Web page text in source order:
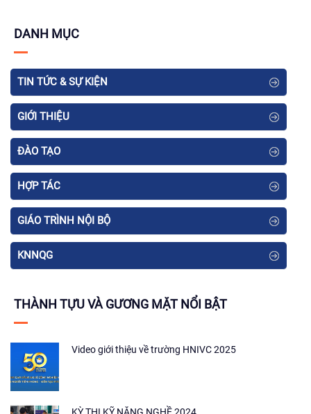
DANH MỤC
TIN TỨC & SỰ KIỆN
GIỚI THIỆU
ĐÀO TẠO
HỢP TÁC
GIÁO TRÌNH NỘI BỘ
KNNQG
THÀNH TỰU VÀ GƯƠNG MẶT NỔI BẬT
Video giới thiệu về trường HNIVC 2025
KỲ THI KỸ NĂNG NGHỀ 2024